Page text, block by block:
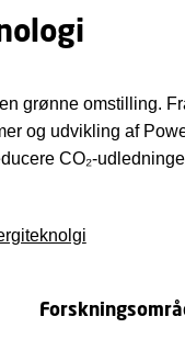
grønne omstilling.
og udvikling af
CO₂-